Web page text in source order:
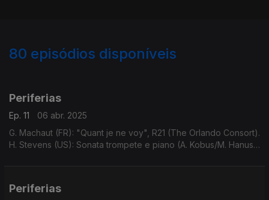
80 episódios disponíveis
Periferias
Ep. 11
06 abr. 2025
G. Machaut (FR): "Quant je ne voy", R21 (The Orlando Consort).
H. Stevens (US): Sonata trompete e piano (A. Kobus/M. Hanus-
Periferias